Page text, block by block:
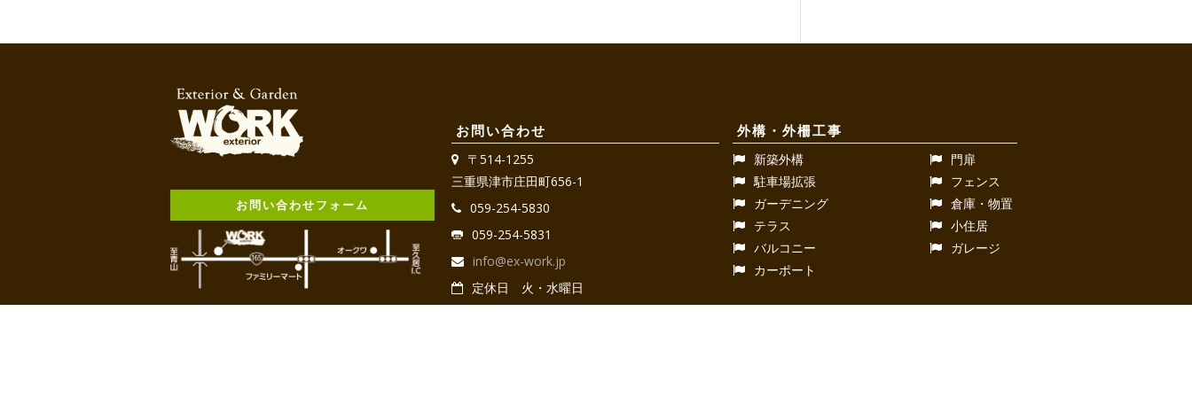
お問い合わせフォーム
お問い合わせ
〒514-1255
三重県津市庄田町656-1
059-254-5830
059-254-5831
info@ex-work.jp
定休日 火・水曜日
外構・外柵工事
新築外構
駐車場拡張
ガーデニング
テラス
バルコニー
カーポート
門扉
フェンス
倉庫・物置
小住居
ガレージ